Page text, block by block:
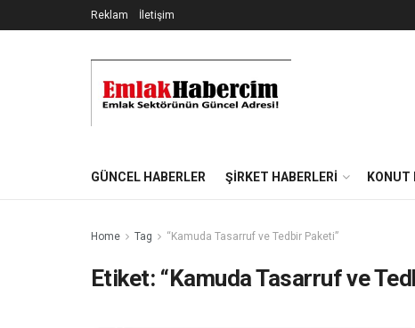
Reklam İletişim
GÜNCEL HABERLER ŞIRKET HABERLERI KONUT
Home Tag ‘‘Kamuda Tasarruf ve Tedbir Paketi”
Etiket: ‘‘Kamuda Tasarruf ve